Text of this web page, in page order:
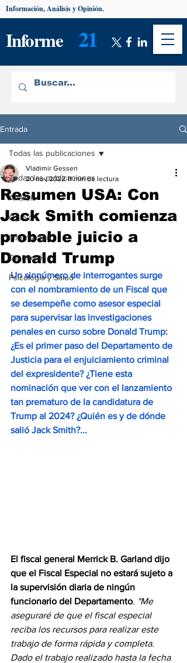
Informe 21
Información, Análisis y Opinión.
Entrada
Todas las publicaciones
Análisis
Opinión
Información
De interés
Psicología y Salud
Todas las publicaciones
Resumen USA: Con
Jack Smith comienza
probable juicio a
Donald Trump
Vladimir Gessen
20 nov 2022 11 min de lectura
Un sinnúmero de interrogantes surge
con el nombramiento de un Fiscal que
se desempeñe como asesor especial
para supervisar las investigaciones
penales en curso sobre Donald Trump:
¿Es el primer paso del Departamento de
Justicia para el enjuiciamiento criminal
del expresidente? ¿Tiene esta
nominación que ver con el lanzamiento
tan prematuro de la candidatura de
Trump al 2024? ¿Quién es y de dónde
salió Jack Smith?...
El fiscal general Merrick B. Garland dijo
que el Fiscal Especial no estará sujeto a
la supervisión diaria de ningún
funcionario del Departamento. "Me
aseguraré de que el fiscal especial
reciba los recursos para realizar este
trabajo de forma rápida y completa.
Dado el trabajo realizado hasta la fecha